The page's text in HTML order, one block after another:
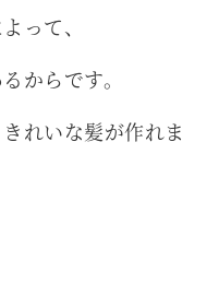
って、
からです。
れいな髪が作れま